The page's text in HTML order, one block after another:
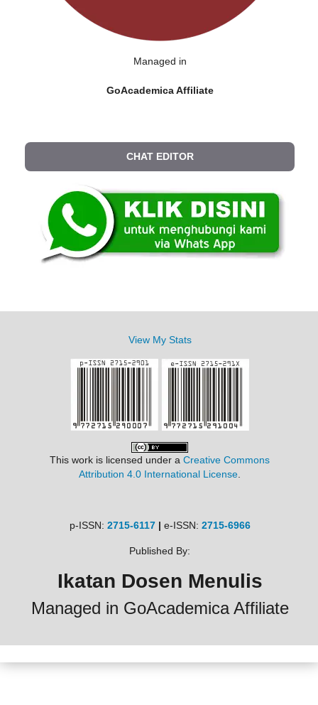
Managed in
GoAcademica Affiliate
CHAT EDITOR
View My Stats
This work is licensed under a Creative Commons
Attribution 4.0 International License
p-ISSN: 2715-6117| e-ISSN: 2715-6966
Published By:
Ikatan Dosen Menulis
Managed in GoAcademica Affiliate